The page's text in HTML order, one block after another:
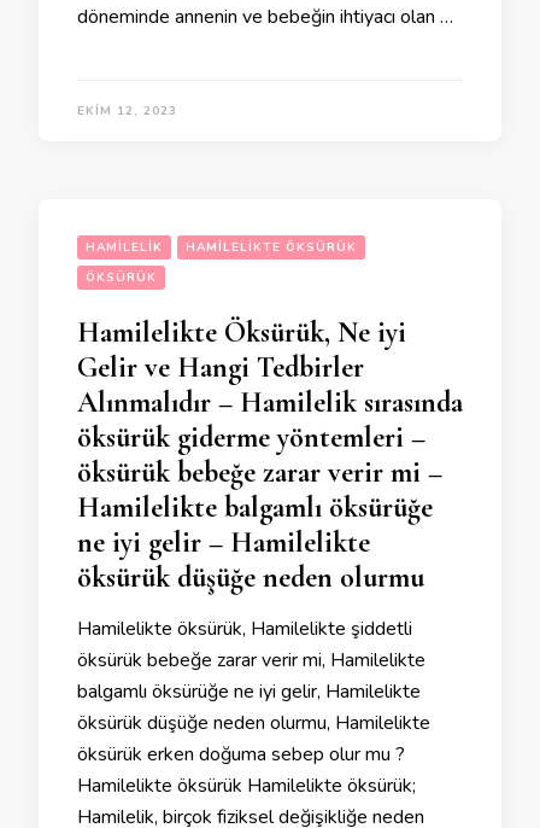
döneminde annenin ve bebeğin ihtiyacı olan …
EKIM 12, 2023
HAMILELIK
HAMILELIKTE ÖKSÜRÜK
ÖKSÜRÜK
Hamilelikte Öksürük, Ne iyi
Gelir ve Hangi Tedbirler
Alınmalıdır – Hamilelik sırasında
öksürük giderme yöntemleri –
öksürük bebeğe zarar verir mi –
Hamilelikte balgamlı öksürüğe
ne iyi gelir – Hamilelikte
öksürük düşüğe neden olurmu
Hamilelikte öksürük, Hamilelikte şiddetli
öksürük bebeğe zarar verir mi, Hamilelikte
balgamlı öksürüğe ne iyi gelir, Hamilelikte
öksürük düşüğe neden olurmu, Hamilelikte
öksürük erken doğuma sebep olur mu ?
Hamilelikte öksürük Hamilelikte öksürük;
Hamilelik, birçok fiziksel değişikliğe neden